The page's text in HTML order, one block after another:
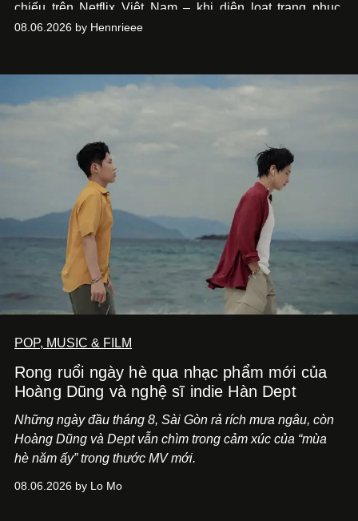
chiếu trên Netflix Việt Nam – khi diện loạt trang phục,
đồng hồ & trang sức xa xỉ tương xứng với địa vị trên màn
08.06.2026 by Hennrieee
POP, MUSIC & FILM
Rong ruổi ngày hè qua nhạc phẩm mới của
Hoàng Dũng và nghệ sĩ indie Hàn Dept
Những ngày đầu tháng 8, Sài Gòn rả rích mưa ngâu, còn
Hoàng Dũng và Dept vẫn chìm trong cảm xúc của “mùa
hè năm ấy” trong thước MV mới.
08.06.2026 by Lo Mo